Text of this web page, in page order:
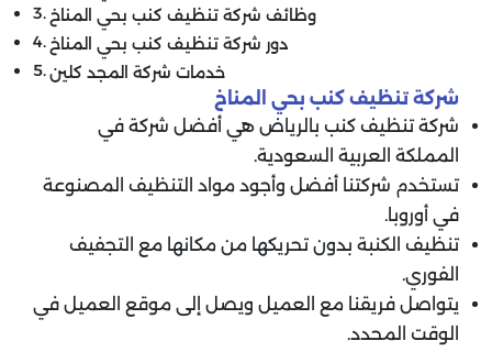
وظائف شركة تنظيف كنب بحي المناخ
دور شركة تنظيف كنب بحي المناخ
خدمات شركة المجد كلين
شركة تنظيف كنب بحي المناخ
شركة تنظيف كنب بالرياض هي أفضل شركة في
المملكة العربية السعودية.
تستخدم شركتنا أفضل وأجود مواد التنظيف المصنوعة
في أوروبا.
تنظيف الكنبة بدون تحريكها من مكانها مع التجفيف
الفوري.
يتواصل فريقنا مع العميل ويصل إلى موقع العميل في
الوقت المحدد.